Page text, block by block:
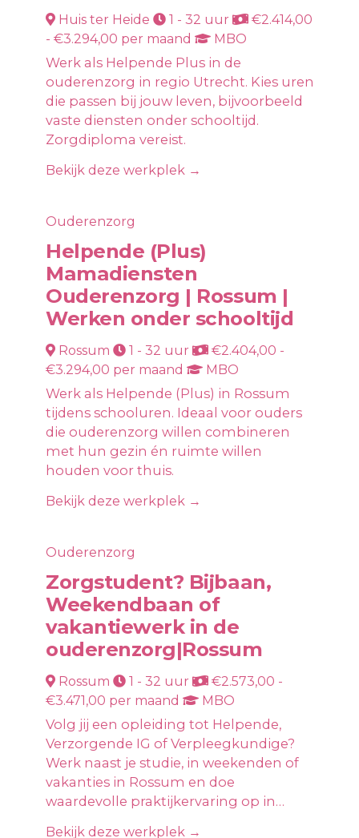
Huis ter Heide 1 - 32 uur
€2.414,00
- €3.294,00 per maand
MBO
Werk als Helpende Plus in de
ouderenzorg in regio Utrecht. Kies uren
die passen bij jouw leven, bijvoorbeeld
vaste diensten onder schooltijd.
Zorgdiploma vereist.
Bekijk deze werkplek →
Ouderenzorg
Helpende (Plus)
Mamadiensten
Ouderenzorg | Rossum |
Werken onder schooltijd
Rossum 1 - 32 uur
€2.404,00 -
€3.294,00 per maand
MBO
Werk als Helpende (Plus) in Rossum
tijdens schooluren. Ideaal voor ouders
die ouderenzorg willen combineren
met hun gezin én ruimte willen
houden voor thuis.
Bekijk deze werkplek →
Ouderenzorg
Zorgstudent? Bijbaan,
Weekendbaan of
vakantiewerk in de
ouderenzorg|Rossum
Rossum 1 - 32 uur
€2.573,00 -
€3.471,00 per maand
MBO
Volg jij een opleiding tot Helpende,
Verzorgende IG of Verpleegkundige?
Werk naast je studie, in weekenden of
vakanties in Rossum en doe
waardevolle praktijkervaring op in…
Bekijk deze werkplek →